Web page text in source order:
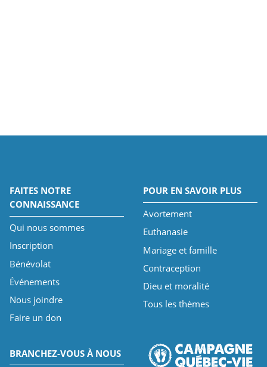
FAITES NOTRE
CONNAISSANCE
Qui nous sommes
Inscription
Bénévolat
Événements
Nous joindre
Faire un don
POUR EN SAVOIR PLUS
Avortement
Euthanasie
Mariage et famille
Contraception
Dieu et moralité
Tous les thèmes
BRANCHEZ-VOUS À NOUS